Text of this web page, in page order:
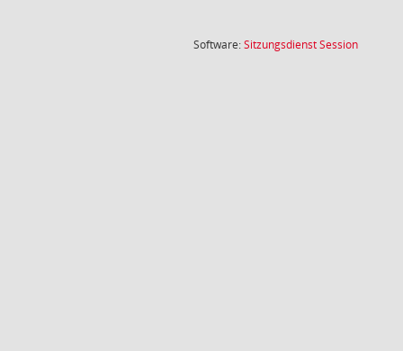
Software:SitzungsdienstSession(Wird in